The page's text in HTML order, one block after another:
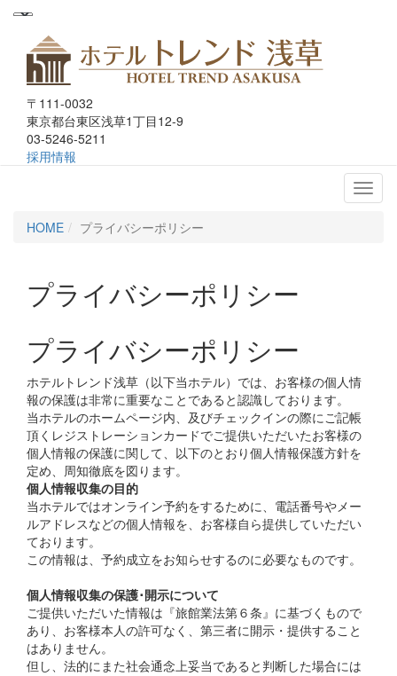
〒111-0032
東京都台東区浅草1丁目12-9
03-5246-5211
採用情報
HOME プライバシーポリシー
プライバシーポリシー
プライバシーポリシー
ホテルトレンド浅草（以下当ホテル）では、お客様の個人情
報の保護は非常に重要なことであると認識しております。
当ホテルのホームページ内、及びチェックインの際にご記帳
頂くレジストレーションカードでご提供いただいたお客様の
個人情報の保護に関して、以下のとおり個人情報保護方針を
定め、周知徹底を図ります。
個人情報収集の目的
当ホテルではオンライン予約をするために、電話番号やメー
ルアドレスなどの個人情報を、お客様自ら提供していただい
ております。
この情報は、予約成立をお知らせするのに必要なものです。
個人情報収集の保護･開示について
ご提供いただいた情報は『旅館業法第６条』に基づくもので
あり、お客様本人の許可なく、第三者に開示・提供すること
はありません。
但し、法的にまた社会通念上妥当であると判断した場合には